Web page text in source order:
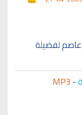
لفضيلة
-
MP3